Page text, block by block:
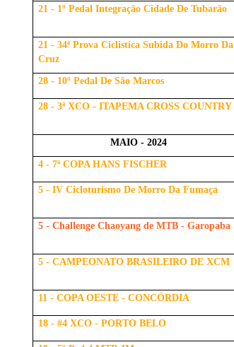
21 - 1º Pedal Integração Cidade De Tubarão
21 - 34ª Prova Ciclistica Subida Do Morro Da
Cruz
28 - 10º Pedal De São Marcos
28 - 3ª XCO - ITAPEMA CROSS COUNTRY
MAIO - 2024
4 - 7ª COPA HANS FISCHER
5 - IV Cicloturismo De Morro Da Fumaça
5 - Challenge Chaoyang de MTB - Garopaba
5 - CAMPEONATO BRASILEIRO DE XCM
11 - COPA OESTE - CONCÓRDIA
18 - #4 XCO - PORTO BELO